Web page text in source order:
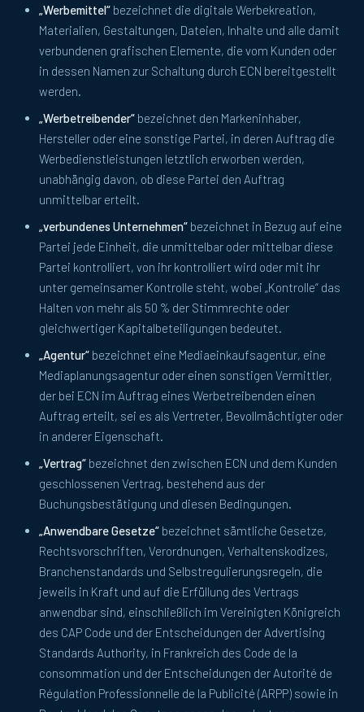
„Werbemittel“ bezeichnet die digitale Werbekreation,
Materialien, Gestaltungen, Dateien, Inhalte und alle damit
verbundenen grafischen Elemente, die vom Kunden oder
in dessen Namen zur Schaltung durch ECN bereitgestellt
werden.
„Werbetreibender“ bezeichnet den Markeninhaber,
Hersteller oder eine sonstige Partei, in deren Auftrag die
Werbedienstleistungen letztlich erworben werden,
unabhängig davon, ob diese Partei den Auftrag
unmittelbar erteilt.
„verbundenes Unternehmen“ bezeichnet in Bezug auf eine
Partei jede Einheit, die unmittelbar oder mittelbar diese
Partei kontrolliert, von ihr kontrolliert wird oder mit ihr
unter gemeinsamer Kontrolle steht, wobei „Kontrolle“ das
Halten von mehr als 50 % der Stimmrechte oder
gleichwertiger Kapitalbeteiligungen bedeutet.
„Agentur“ bezeichnet eine Mediaeinkaufsagentur, eine
Mediaplanungsagentur oder einen sonstigen Vermittler,
der bei ECN im Auftrag eines Werbetreibenden einen
Auftrag erteilt, sei es als Vertreter, Bevollmächtigter oder
in anderer Eigenschaft.
„Vertrag“ bezeichnet den zwischen ECN und dem Kunden
geschlossenen Vertrag, bestehend aus der
Buchungsbestätigung und diesen Bedingungen.
„Anwendbare Gesetze“ bezeichnet sämtliche Gesetze,
Rechtsvorschriften, Verordnungen, Verhaltenskodizes,
Branchenstandards und Selbstregulierungsregeln, die
jeweils in Kraft und auf die Erfüllung des Vertrags
anwendbar sind, einschließlich im Vereinigten Königreich
des CAP Code und der Entscheidungen der Advertising
Standards Authority, in Frankreich des Code de la
consommation und der Entscheidungen der Autorité de
Régulation Professionnelle de la Publicité (ARPP) sowie in